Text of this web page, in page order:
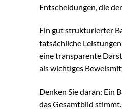
Entscheidungen, die
Ein gut strukturierter
tatsächliche
eine transparente
als wichtiges
Denken Sie daran: Ein
das Gesamtbild